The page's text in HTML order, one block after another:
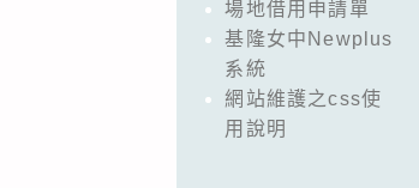
場地借用申請單
基隆女中Newplus
系統
網站維護之css使
用說明